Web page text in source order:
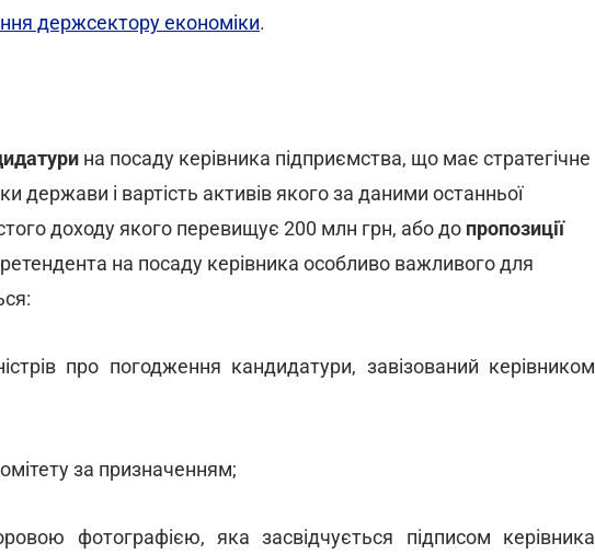
держсектору економіки.
на посаду керівника підприємства, що має стратегічне
держави і вартість активів якого за даними останньої
доходу якого перевищує 200 млн грн, або до пропозиції
на посаду керівника особливо важливого для
про погодження кандидатури, завізований керівником
за призначенням;
фотографією, яка засвідчується підписом керівника